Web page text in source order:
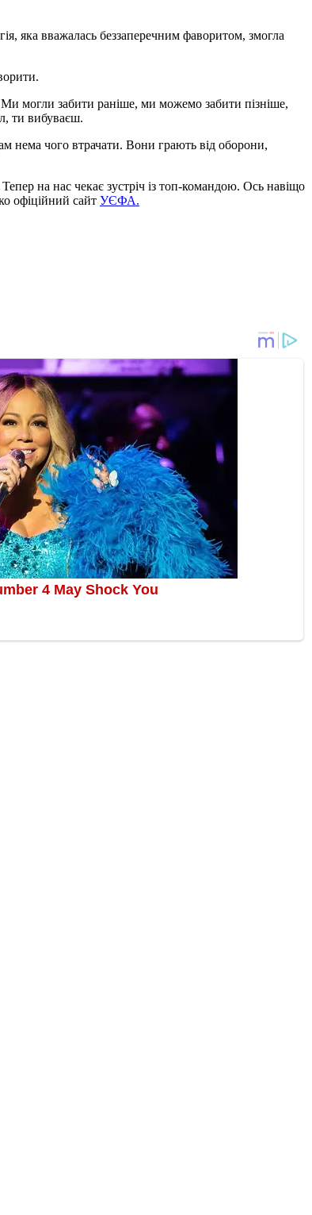
яка вважалась беззаперечним фаворитом, змогла
могли забити раніше, ми можемо забити пізніше,
ти вибуваєш.
нема чого втрачати. Вони грають від оборони,
на нас чекає зустріч із топ-командою. Ось навіщо
офіційний сайт УЄФА.